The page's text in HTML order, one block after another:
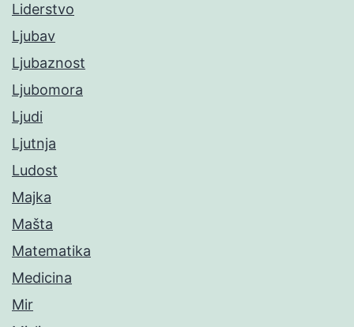
Liderstvo
Ljubav
Ljubaznost
Ljubomora
Ljudi
Ljutnja
Ludost
Majka
Mašta
Matematika
Medicina
Mir